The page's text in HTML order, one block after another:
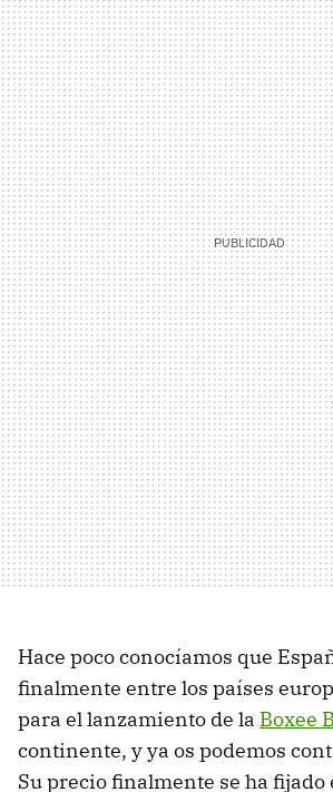
Hace poco conocíamos que
finalmente entre los países
para el lanzamiento de la Boxee
continente, y ya os podemos
Su precio finalmente se ha fijado